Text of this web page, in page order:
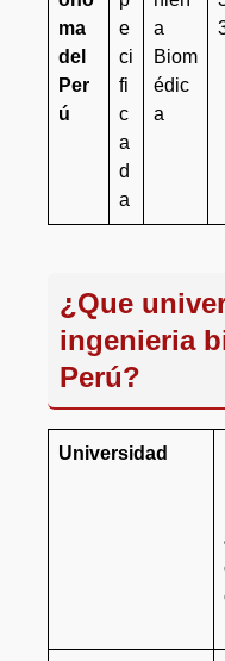
ma
del
Per
ú
e
ci
fi
c
a
d
a
a
Biom
édic
a
¿Que
ingenieria
Perú?
Universidad